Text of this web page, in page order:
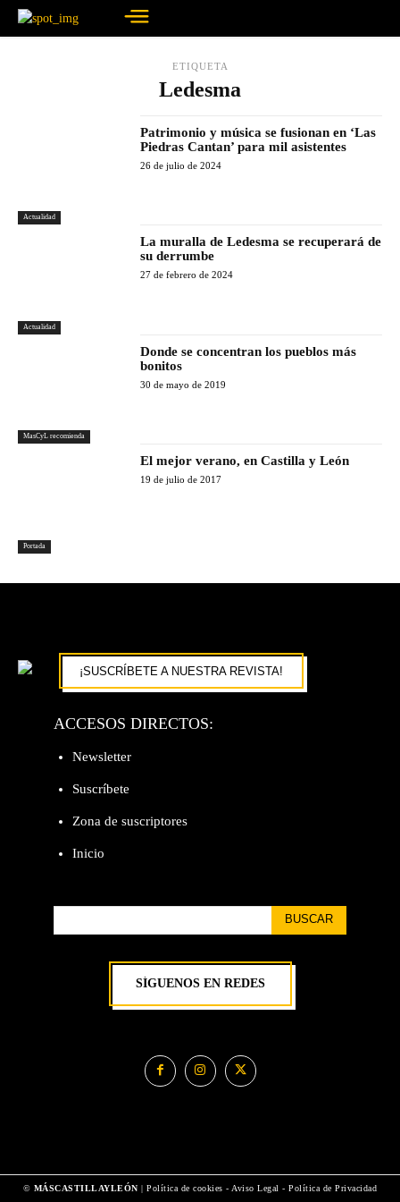
ETIQUETA
Ledesma
Actualidad
Patrimonio y música se fusionan en ‘Las
Piedras Cantan’ para mil asistentes
26 de julio de 2024
Actualidad
La muralla de Ledesma se recuperará de
su derrumbe
27 de febrero de 2024
MasCyL recomienda
Donde se concentran los pueblos más
bonitos
30 de mayo de 2019
Portada
El mejor verano, en Castilla y León
19 de julio de 2017
¡SUSCRÍBETE A NUESTRA REVISTA!
ACCESOS DIRECTOS:
Newsletter
Suscríbete
Zona de suscriptores
Inicio
BUSCAR
SÍGUENOS EN REDES
© MÁSCASTILLAYLEÓN |Política de cookies - Aviso Legal-Política de Privacidad